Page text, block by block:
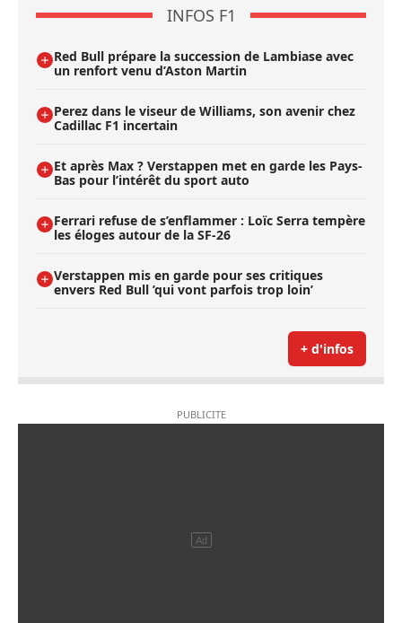
INFOS F1
Red Bull prépare la succession de Lambiase avec
un renfort venu d’Aston Martin
Perez dans le viseur de Williams, son avenir chez
Cadillac F1 incertain
Et après Max ? Verstappen met en garde les Pays-
Bas pour l’intérêt du sport auto
Ferrari refuse de s’enflammer : Loïc Serra tempère
les éloges autour de la SF-26
Verstappen mis en garde pour ses critiques
envers Red Bull ’qui vont parfois trop loin’
+ d'infos